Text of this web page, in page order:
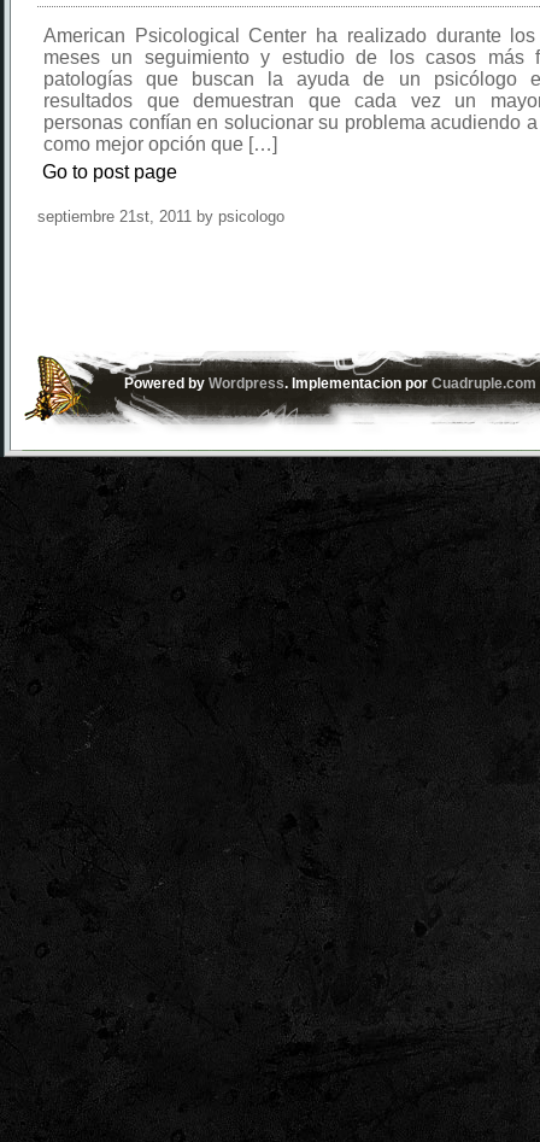
American Psicological Center ha realizado durante
meses un seguimiento y estudio de los casos más
patologías que buscan la ayuda de un psicólogo
resultados que demuestran que cada vez un
personas confían en solucionar su problema acudiendo
como mejor opción que […]
Go to post page
septiembre 21st, 2011 by psicologo
Powered byWordpress. Implementacion porCuadruple.com